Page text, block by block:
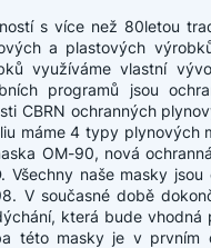
s více než 80letou
a plastových
využíváme vlastní
programů jsou
CBRN ochranných
máme 4 typy plynových
OM-90, nová
Všechny naše masky
V současné době
která bude vhodná
této masky je v prvním